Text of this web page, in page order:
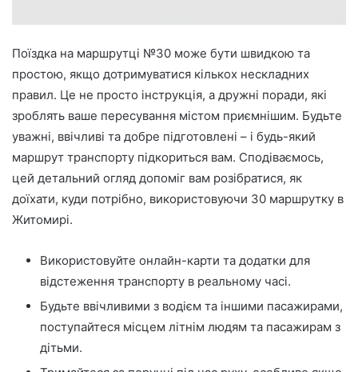
Поїздка на маршрутці №30 може бути швидкою та
простою, якщо дотримуватися кількох нескладних
правил. Це не просто інструкція, а дружні поради, які
зроблять ваше пересування містом приємнішим. Будьте
уважні, ввічливі та добре підготовлені – і будь-який
маршрут транспорту підкориться вам. Сподіваємось,
цей детальний огляд допоміг вам розібратися, як
доїхати, куди потрібно, використовуючи 30 маршрутку в
Житомирі.
Використовуйте онлайн-карти та додатки для
відстеження транспорту в реальному часі.
Будьте ввічливими з водієм та іншими пасажирами,
поступайтеся місцем літнім людям та пасажирам з
дітьми.